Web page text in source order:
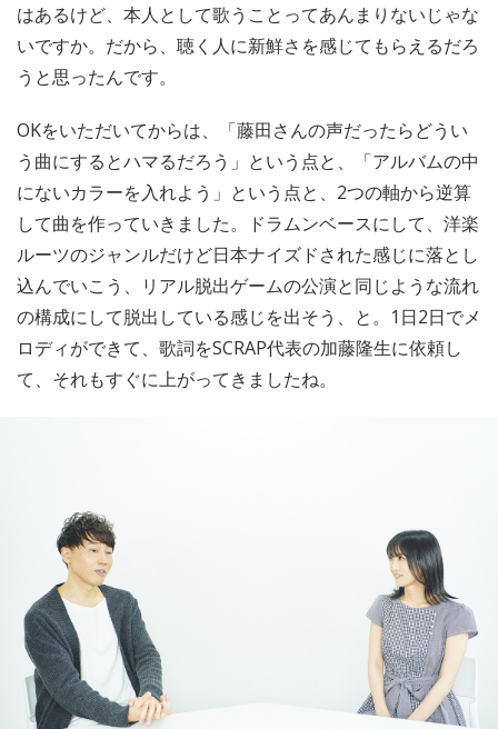
はあるけど、本人として歌うことってあんまりないじゃな
いですか。だから、聴く人に新鮮さを感じてもらえるだろ
うと思ったんです。
OKをいただいてからは、「藤田さんの声だったらどうい
う曲にするとハマるだろう」という点と、「アルバムの中
にないカラーを入れよう」という点と、2つの軸から逆算
して曲を作っていきました。ドラムンベースにして、洋楽
ルーツのジャンルだけど日本ナイズドされた感じに落とし
込んでいこう、リアル脱出ゲームの公演と同じような流れ
の構成にして脱出している感じを出そう、と。1日2日でメ
ロディができて、歌詞をSCRAP代表の加藤隆生に依頼し
て、それもすぐに上がってきましたね。